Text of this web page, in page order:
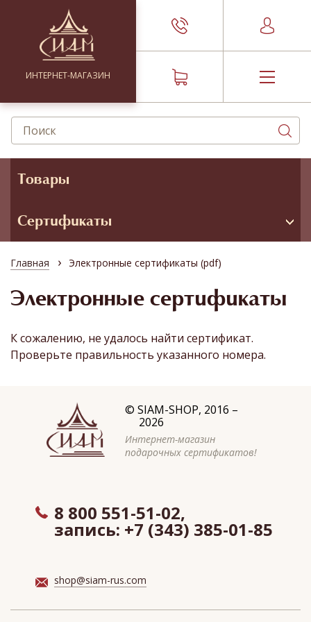
ИНТЕРНЕТ-МАГАЗИН
Товары
Сертификаты
Главная › Электронные сертификаты (pdf)
Электронные сертификаты
К сожалению, не удалось найти сертификат.
Проверьте правильность указанного номера.
© SIAM-SHOP, 2016 –
2026
Интернет-магазин
подарочных сертификатов!
8 800 551-51-02,
запись: +7 (343) 385-01-85
shop@siam-rus.com